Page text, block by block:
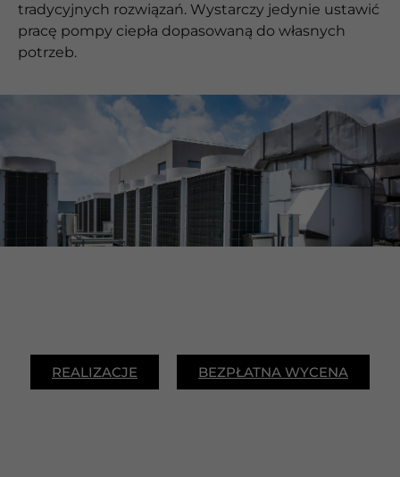
tradycyjnych rozwiązań. Wystarczy jedynie ustawić
pracę pompy ciepła dopasowaną do własnych
potrzeb.
REALIZACJE BEZPŁATNA WYCENA